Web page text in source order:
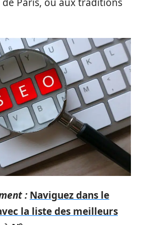
: Naviguez dans le
la liste des meilleurs